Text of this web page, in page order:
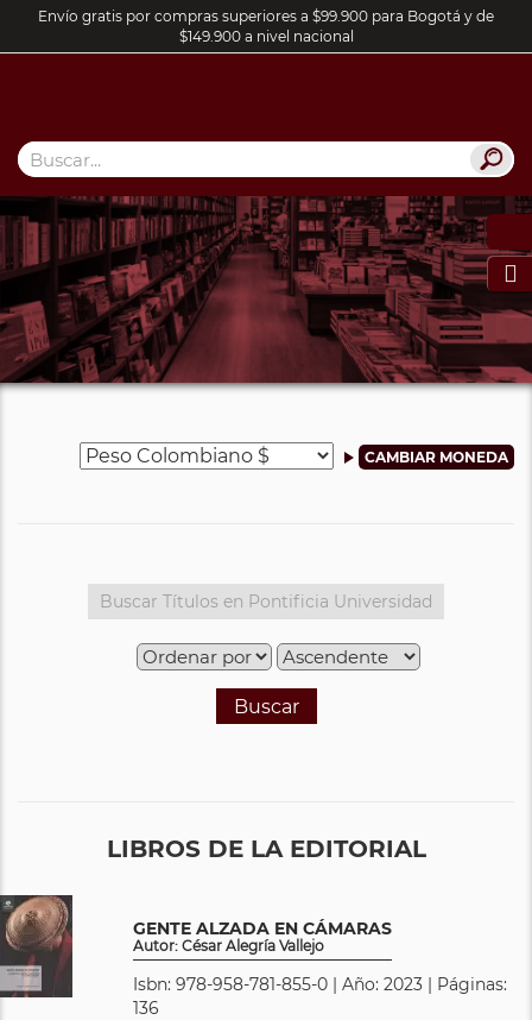
Envío gratis por compras superiores a $99.900 para Bogotá y de
$149.900 a nivel nacional

Buscar
LIBROS DE LA EDITORIAL
GENTE ALZADA EN CÁMARAS
Autor: César Alegría Vallejo
Isbn: 978-958-781-855-0 | Año: 2023 | Páginas:
136